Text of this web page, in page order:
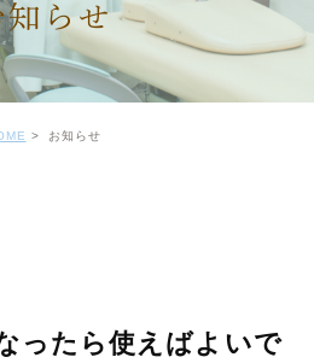
知らせ
お知らせ
ったら使えばよいで